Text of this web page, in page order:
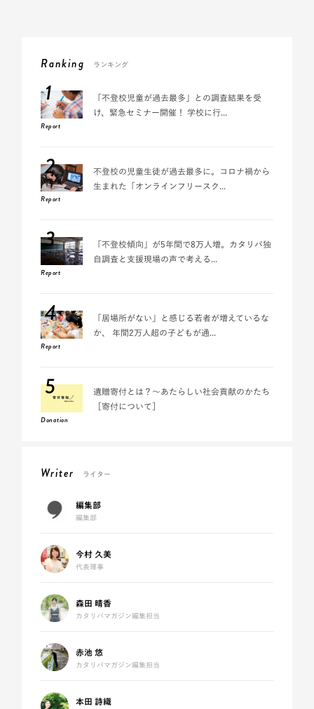
Ranking ランキング
1
Report
「不登校児童が過去最多」との調査結果を受
け、緊急セミナー開催！ 学校に行...
2
Report
不登校の児童生徒が過去最多に。コロナ禍から
生まれた「オンラインフリースク...
3
Report
「不登校傾向」が5年間で8万人増。カタリバ独
自調査と支援現場の声で考える...
4
Report
「居場所がない」と感じる若者が増えているな
か、 年間2万人超の子どもが通...
5
Donation
遺贈寄付とは？～あたらしい社会貢献のかたち
［寄付について］
Writer ライター
編集部
編集部
今村 久美
代表理事
森田 晴香
カタリバマガジン編集担当
赤池 悠
カタリバマガジン編集担当
本田 詩織